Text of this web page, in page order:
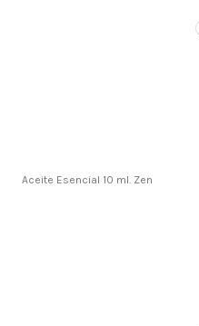
Aceite Esencial 10 ml. Zen